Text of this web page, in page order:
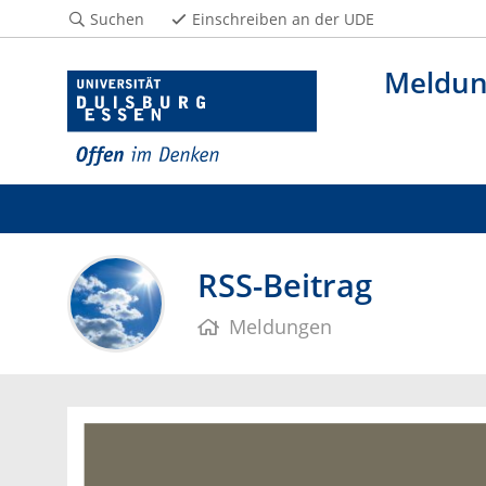
Suchen Einschreiben an der UDE
RSS-Beitrag
Meldungen